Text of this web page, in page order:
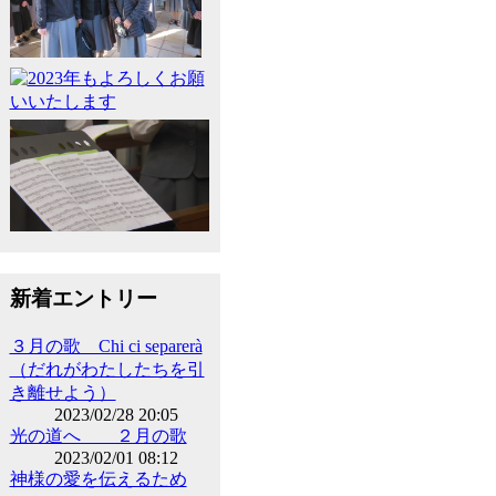
新着エントリー
３月の歌 Chi ci separerà
（だれがわたしたちを引
き離せよう）
2023/02/28 20:05
光の道へ ２月の歌
2023/02/01 08:12
神様の愛を伝えるため